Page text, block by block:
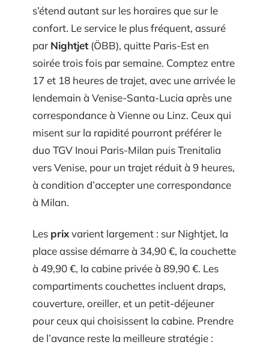
s’étend autant sur les horaires que sur le
confort. Le service le plus fréquent, assuré
par Nightjet(ÖBB), quitte Paris-Est en
soirée trois fois par semaine. Comptez entre
17 et 18 heures de trajet, avec une arrivée le
lendemain à Venise-Santa-Lucia après une
correspondance à Vienne ou Linz. Ceux qui
misent sur la rapidité pourront préférer le
duo TGV Inoui Paris-Milan puis Trenitalia
vers Venise, pour un trajet réduit à 9 heures,
à condition d’accepter une correspondance
à Milan.
Les prixvarient largement : sur Nightjet, la
place assise démarre à 34,90 €, la couchette
à 49,90 €, la cabine privée à 89,90 €. Les
compartiments couchettes incluent draps,
couverture, oreiller, et un petit-déjeuner
pour ceux qui choisissent la cabine. Prendre
de l’avance reste la meilleure stratégie :